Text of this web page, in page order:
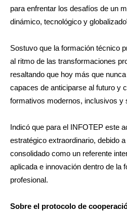
para enfrentar los desafíos de un
dinámico, tecnológico y
Sostuvo que la formación técnico
al ritmo de las transformaciones
resaltando que hoy más que
capaces de anticiparse al futuro y
formativos modernos, inclusivos y
Indicó que para el INFOTEP este
estratégico extraordinario, debido
consolidado como un referente
aplicada e innovación dentro de la
profesional.
Sobre el protocolo de